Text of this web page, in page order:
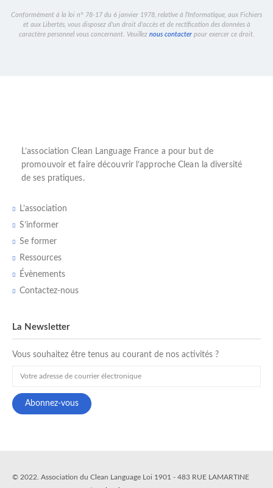
Conformément à la loi n° 78-17 du 6 janvier 1978, relative à l'Informatique, aux Fichiers
et aux Libertés, vous disposez d'un droit d'accès et de rectification des données à
caractère personnel vous concernant. Veuillez nous contacterpour exercer ce droit.
L’association Clean Language France a pour but de
promouvoir et faire découvrir l’approche Clean la diversité
de ses pratiques.
L’association
S’informer
Se former
Ressources
Évènements
Contactez-nous
La Newsletter
Vous souhaitez être tenus au courant de nos activités ?
© 2022. Association du Clean Language Loi 1901 - 483 RUE LAMARTINE